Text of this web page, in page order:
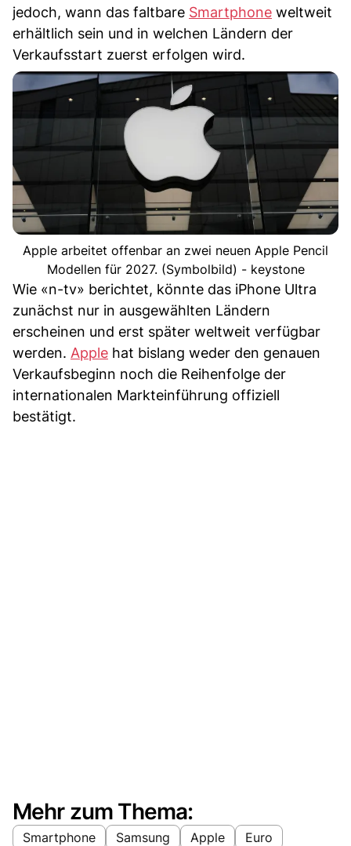
jedoch, wann das faltbare Smartphone weltweit
erhältlich sein und in welchen Ländern der
Verkaufsstart zuerst erfolgen wird.
Apple arbeitet offenbar an zwei neuen Apple Pencil
Modellen für 2027. (Symbolbild) - keystone
Wie «n-tv» berichtet, könnte das iPhone Ultra
zunächst nur in ausgewählten Ländern
erscheinen und erst später weltweit verfügbar
werden. Apple hat bislang weder den genauen
Verkaufsbeginn noch die Reihenfolge der
internationalen Markteinführung offiziell
bestätigt.
Mehr zum Thema:
Smartphone Samsung Apple
Euro